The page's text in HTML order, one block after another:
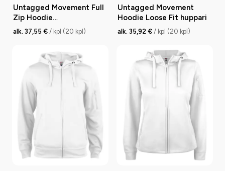
Untagged Movement Full
Zip Hoodie
vetoketjuhuppari
alk. 37,55 € / kpl (20 kpl)
Untagged Movement
Hoodie Loose Fit huppari
alk. 35,92 € / kpl (20 kpl)